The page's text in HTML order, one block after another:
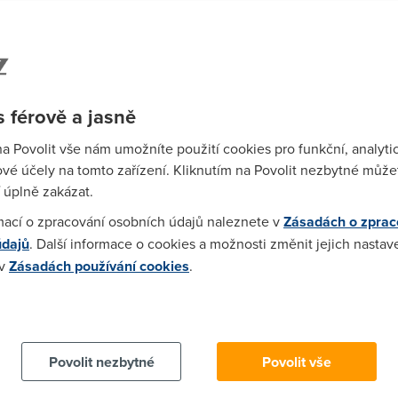
mne břicho od toho, jak se chechtám :-)))))))))))))))))))))))))))))
pres GTS a tam to uploadovalo dokonce i 16kB/s u
myslim tak o 5kB-.Takze v pohode. Nevim cemu se
české ADSL nezvládá a považuje se za škodlivou činnost. :-(
určené k poskytování obsahu; to je považováno za
férově a jasně
Povolit vše nám umožníte použití cookies pro funkční,
účely na tomto zařízení. Kliknutím na Povolit nezbytné
zakázat.
o zpracování osobních údajů naleznete vZásadách o
. Další informace o cookies a možnosti změnit jejich
Zásadách používání cookies.
Povolit nezbytné
Povolit vše